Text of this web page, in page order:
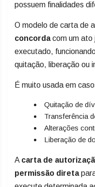
possuem finalidades
O modelo de carta de
concordacom um ato
executado,
quitação, liberação ou
É muito usada em
Quitação de
Transferência
Alterações
Liberação de
A carta de
permissão direta